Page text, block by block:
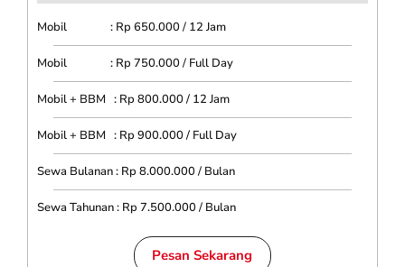
Mobil : Rp 650.000 / 12 Jam
Mobil : Rp 750.000 / Full Day
Mobil + BBM : Rp 800.000 / 12 Jam
Mobil + BBM : Rp 900.000 / Full Day
Sewa Bulanan : Rp 8.000.000 / Bulan
Sewa Tahunan : Rp 7.500.000 / Bulan
Pesan Sekarang